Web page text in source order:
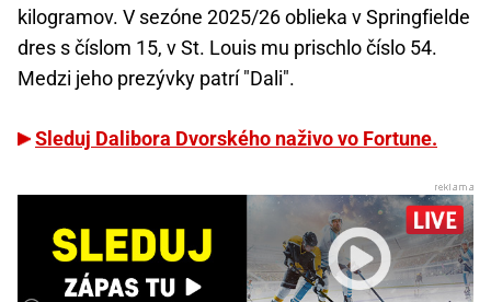
kilogramov. V sezóne 2025/26 oblieka v Springfielde
dres s číslom 15, v St. Louis mu prischlo číslo 54.
Medzi jeho prezývky patrí "Dali".
Sleduj Dalibora Dvorského naživo vo Fortune.